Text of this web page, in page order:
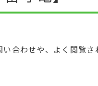
い合わせや、よく閲覧